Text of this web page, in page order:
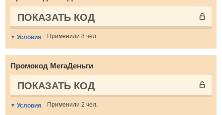
ПОКАЗАТЬ КОД
Условия Применили 8 чел.
Промокод МегаДеньги
ПОКАЗАТЬ КОД
Условия Применили 2 чел.